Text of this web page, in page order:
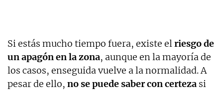
Si estás mucho tiempo fuera, existe elriesgo de
un apagón en la zona, aunque en la mayoría de
los casos, enseguida vuelve a la normalidad. A
pesar de ello, no se puede saber con certeza si